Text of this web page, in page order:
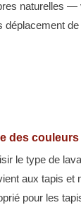
naturelles
déplacement
des
le type de
aux tapis et
pour les